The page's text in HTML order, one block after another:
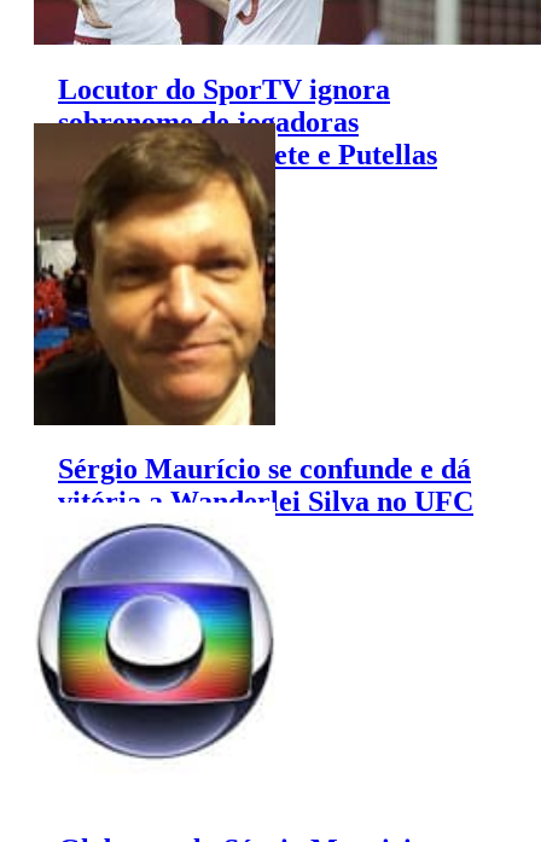
Locutor do SporTV ignora
sobrenome de jogadoras
espanholas: Boquete e Putellas
Sérgio Maurício se confunde e dá
vitória a Wanderlei Silva no UFC
147